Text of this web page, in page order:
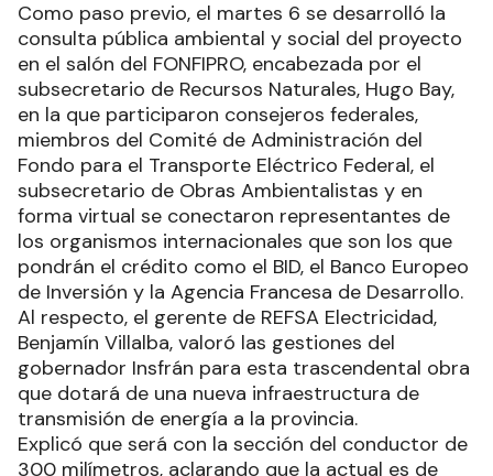
Como paso previo, el martes 6 se desarrolló la
consulta pública ambiental y social del proyecto
en el salón del FONFIPRO, encabezada por el
subsecretario de Recursos Naturales, Hugo Bay,
en la que participaron consejeros federales,
miembros del Comité de Administración del
Fondo para el Transporte Eléctrico Federal, el
subsecretario de Obras Ambientalistas y en
forma virtual se conectaron representantes de
los organismos internacionales que son los que
pondrán el crédito como el BID, el Banco Europeo
de Inversión y la Agencia Francesa de Desarrollo.
Al respecto, el gerente de REFSA Electricidad,
Benjamín Villalba, valoró las gestiones del
gobernador Insfrán para esta trascendental obra
que dotará de una nueva infraestructura de
transmisión de energía a la provincia.
Explicó que será con la sección del conductor de
300 milímetros, aclarando que la actual es de